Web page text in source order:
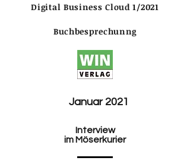
Digital Business Cloud 1/2021
Buchbesprechunng
Januar 2021
Interview
im Möserkurier